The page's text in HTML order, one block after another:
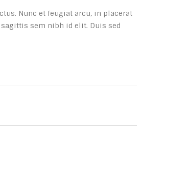
Nunc et feugiat arcu, in placerat
sem nibh id elit. Duis sed